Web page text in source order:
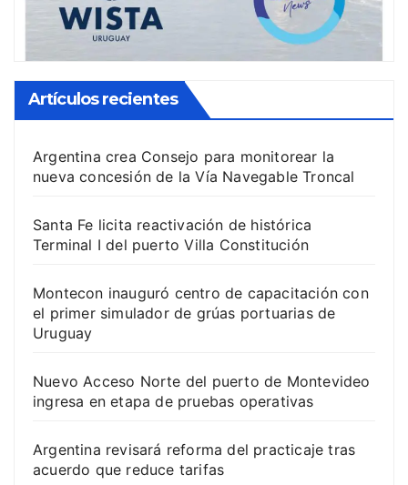
Artículos recientes
Argentina crea Consejo para monitorear la
nueva concesión de la Vía Navegable Troncal
Santa Fe licita reactivación de histórica
Terminal I del puerto Villa Constitución
Montecon inauguró centro de capacitación con
el primer simulador de grúas portuarias de
Uruguay
Nuevo Acceso Norte del puerto de Montevideo
ingresa en etapa de pruebas operativas
Argentina revisará reforma del practicaje tras
acuerdo que reduce tarifas